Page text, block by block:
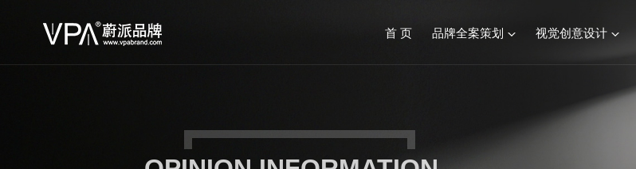
首 页 品牌全案策划 视觉创意设计
视觉创意设计